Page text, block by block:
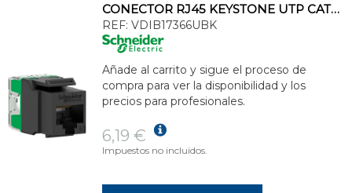
CONECTOR RJ45 KEYSTONE UTP CAT6 NEGRO
REF: VDIB17366UBK
Añade al carrito y sigue el proceso de
compra para ver la disponibilidad y los
precios para profesionales.
6,19 €
Impuestos no incluidos.